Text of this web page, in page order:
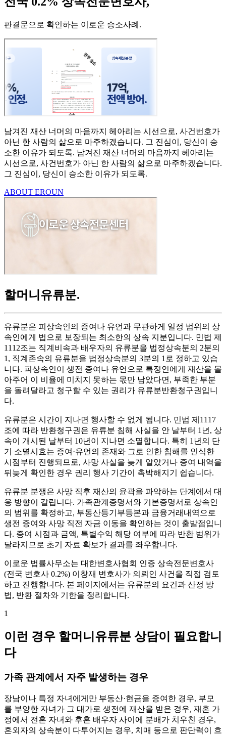
판결문으로 확인하는 이로운 승소사례 .
남겨진 재산 너머의 마음까지 헤아리는 시선으로, 사건번호가
아닌 한 사람의 삶으로 마주하겠습니다. 그 진심이, 당신이 승
소한 이유가 되도록. 남겨진 재산 너머의 마음까지 헤아리는
시선으로, 사건번호가 아닌 한 사람의 삶으로 마주하겠습니다.
그 진심이, 당신이 승소한 이유가 되도록.
ABOUT EROUN
할머니유류분.
유류분은 피상속인의 증여나 유언과 무관하게 일정 범위의 상
속인에게 법으로 보장되는 최소한의 상속 지분입니다. 민법 제
1112조는 직계비속과 배우자의 유류분을 법정상속분의 2분의
1, 직계존속의 유류분을 법정상속분의 3분의 1로 정하고 있습
니다. 피상속인이 생전 증여나 유언으로 특정인에게 재산을 몰
아주어 이 비율에 미치지 못하는 몫만 남았다면, 부족한 부분
을 돌려달라고 청구할 수 있는 권리가 유류분반환청구권입니
다.
유류분은 시간이 지나면 행사할 수 없게 됩니다. 민법 제1117
조에 따라 반환청구권은 유류분 침해 사실을 안 날부터 1년, 상
속이 개시된 날부터 10년이 지나면 소멸합니다. 특히 1년의 단
기 소멸시효는 증여·유언의 존재와 그로 인한 침해를 인식한
시점부터 진행되므로, 사망 사실을 늦게 알았거나 증여 내역을
뒤늦게 확인한 경우 권리 행사 기간이 촉박해지기 쉽습니다.
유류분 분쟁은 사망 직후 재산의 윤곽을 파악하는 단계에서 대
응 방향이 갈립니다. 가족관계증명서와 기본증명서로 상속인
의 범위를 확정하고, 부동산등기부등본과 금융거래내역으로
생전 증여와 사망 직전 자금 이동을 확인하는 것이 출발점입니
다. 증여 시점과 금액, 특별수익 해당 여부에 따라 반환 범위가
달라지므로 초기 자료 확보가 결과를 좌우합니다.
이로운 법률사무소는 대한변호사협회 인증 상속전문변호사
(전국 변호사 0.2%) 이창재 변호사가 의뢰인 사건을 직접 검토
하고 진행합니다. 본 페이지에서는 유류분의 요건과 산정 방
법, 반환 절차와 기한을 정리합니다.
1
이런 경우 할머니유류분 상담이 필요합니
다
가족 관계에서 자주 발생하는 경우
장남이나 특정 자녀에게만 부동산·현금을 증여한 경우, 부모
를 부양한 자녀가 그 대가로 생전에 재산을 받은 경우, 재혼 가
정에서 전혼 자녀와 후혼 배우자 사이에 분배가 치우친 경우,
혼외자의 상속분이 다투어지는 경우, 치매 등으로 판단력이 흐